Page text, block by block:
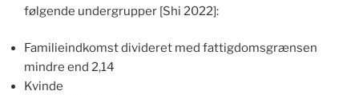
følgende undergrupper [Shi 2022]:
Familieindkomst divideret med fattigdomsgrænsen
mindre end 2,14
Kvinde